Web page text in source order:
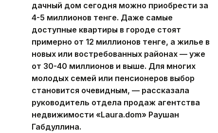
дачный дом сегодня можно приобрести за
4-5 миллионов тенге. Даже самые
доступные квартиры в городе стоят
примерно от 12 миллионов тенге, а жилье в
новых или востребованных районах — уже
от 30-40 миллионов и выше. Для многих
молодых семей или пенсионеров выбор
становится очевидным, — рассказала
руководитель отдела продаж агентства
недвижимости «Laura.dom» Раушан
Габдуллина.